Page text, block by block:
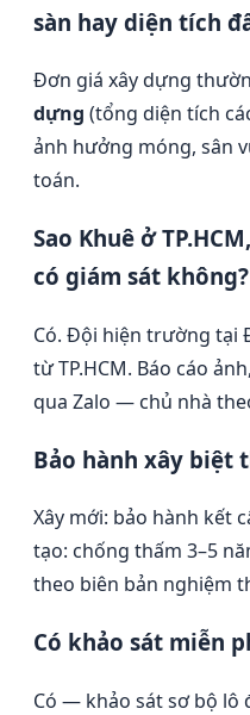
sàn hay diện tích
Đơn giá xây dựng
dựng (tổng diện tích
ảnh hưởng móng, sân
toán.
Sao Khuê ở
có giám sát không?
Có. Đội hiện trường tại
từ TP.HCM. Báo cáo
qua Zalo — chủ nhà
Bảo hành xây biệt
Xây mới: bảo hành kết
tạo: chống thấm 3–5
theo biên bản nghiệm
Có khảo sát miễn
Có — khảo sát sơ bộ lô